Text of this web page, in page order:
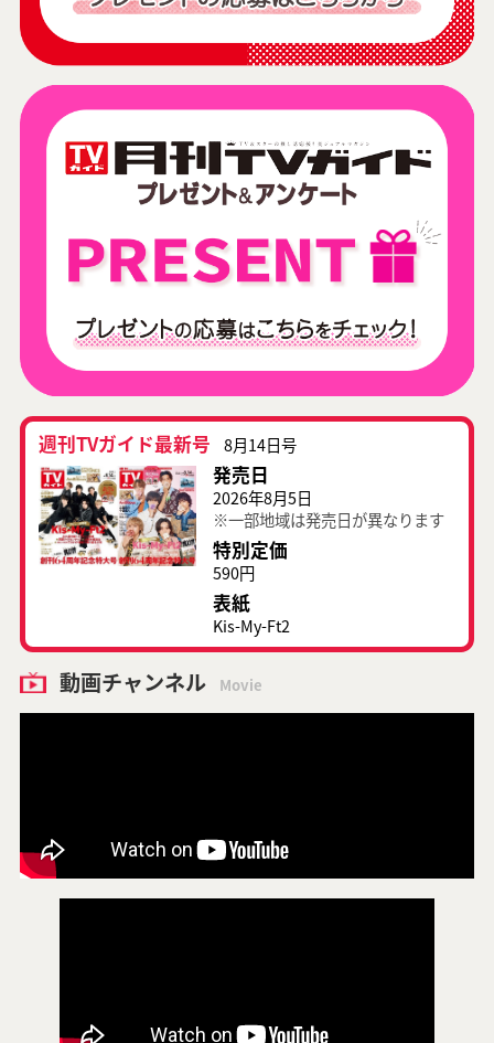
週刊TVガイド最新号 8月14日号
発売日
2026年8月5日
※一部地域は発売日が異なります
特別定価
590円
表紙
Kis-My-Ft2
動画チャンネル Movie